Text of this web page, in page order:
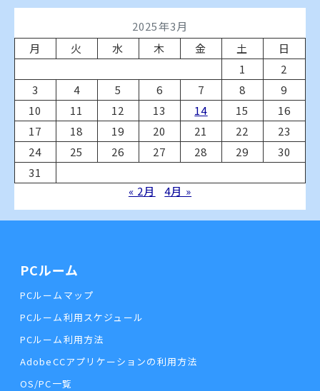
2025年3月
月
火 水 木 金 土
日
1
2
3
4 5 6 7 8
9
10
11 12 13 14 15
16
17
18 19 20 21 22
23
24
25 26 27 28 29
30
31
« 2月
4月 »
PCルーム
PCルームマップ
PCルーム利用スケジュール
PCルーム利用方法
AdobeCCアプリケーションの利用方法
OS/PC一覧